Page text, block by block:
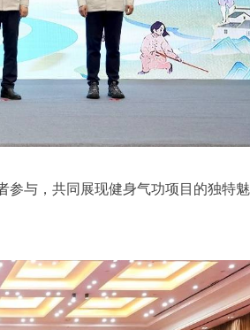
参与，共同展现健身气功项目的独特魅